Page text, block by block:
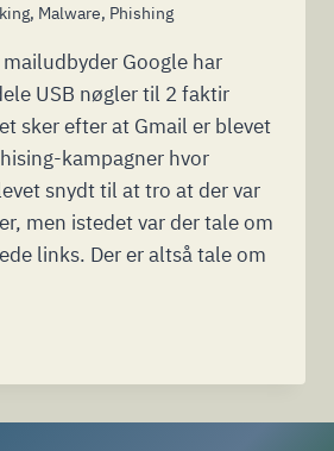
, Malware, Phishing
Google har
USB nøgler til 2 faktir
sker efter at Gmail er blevet
kampagner hvor
snydt til at tro at der var
men istedet var der tale om
links. Der er altså tale om